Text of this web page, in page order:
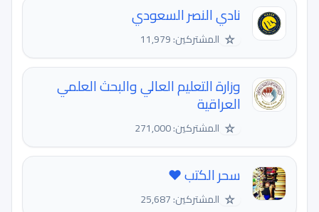
نادي النصر السعودي
☆ المشتركين: 11,979
وزارة التعليم العالي والبحث العلمي
العراقية
☆ المشتركين: 271,000
سحر الكتب ❤️
☆ المشتركين: 25,687